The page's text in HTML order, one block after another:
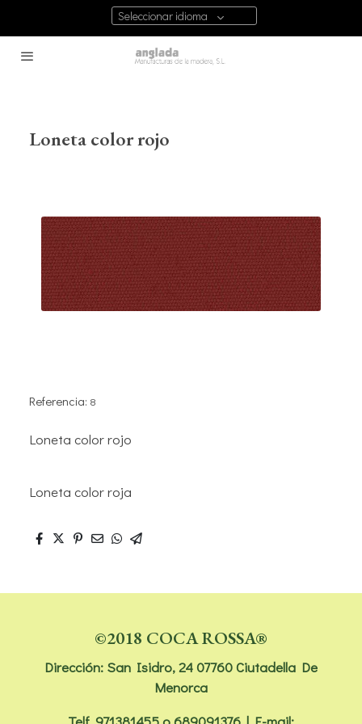
Seleccionar idioma
Loneta color rojo
Referencia: 8
Loneta color rojo
Loneta color roja
©2018 COCA ROSSA®
Dirección: San Isidro, 24 07760 Ciutadella De
Menorca